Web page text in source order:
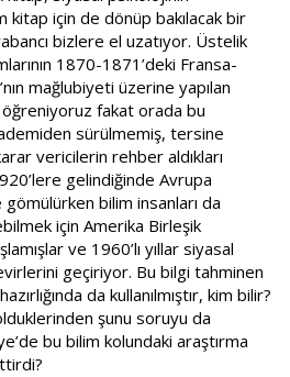
kitap için de dönüp bakılacak bir
bizlere el uzatıyor. Üstelik
1870-1871’deki Fransa-
mağlubiyeti üzerine yapılan
öğreniyoruz fakat orada bu
sürülmemiş, tersine
vericilerin rehber aldıkları
gelindiğinde Avrupa
gömülürken bilim insanları da
için Amerika Birleşik
ve 1960’lı yıllar siyasal
geçiriyor. Bu bilgi tahminen
da kullanılmıştır, kim bilir?
şunu soruyu da
bu bilim kolundaki araştırma